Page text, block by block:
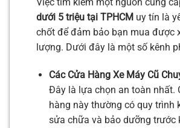
dưới 5 triệu tại TPHCM uy tín là
chốt để đảm bảo bạn mua được
lượng. Dưới đây là một số kênh
Các Cửa Hàng Xe Máy Cũ
Đây là lựa chọn an toàn nhất.
hàng này thường có quy trình
sửa chữa và bảo dưỡng trước